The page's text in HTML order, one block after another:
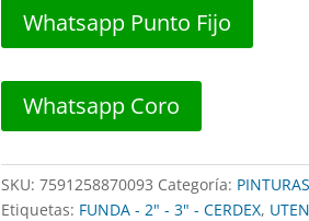
POLIAMIDA
10
UND)
CERDEX
cantidad
Whatsapp Punto Fijo
Whatsapp Coro
SKU: 7591258870093 Categoría:
Etiquetas: FUNDA - 2" - 3" - CERDEX,